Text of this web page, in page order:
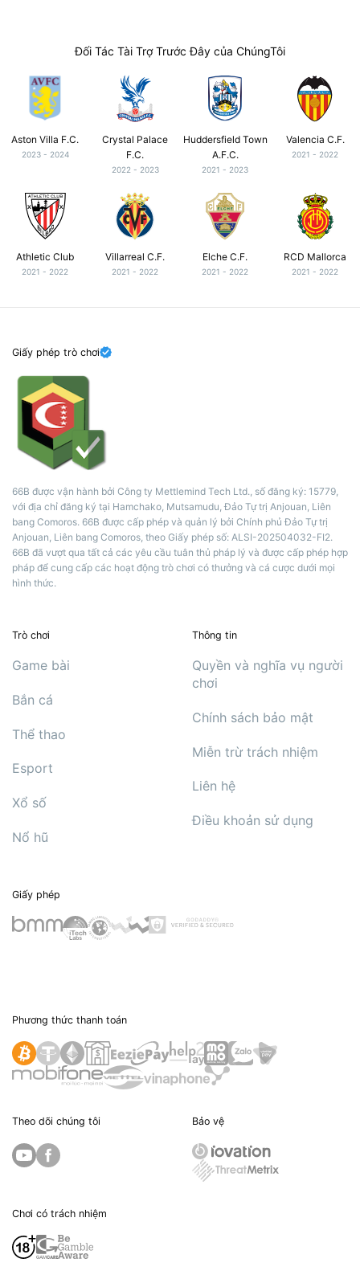
Đối Tác Tài Trợ Trước Đây của ChúngTôi
Aston Villa F.C.
2023 - 2024
Crystal Palace
F.C.
2022 - 2023
Huddersfield Town
A.F.C.
2021 - 2023
Valencia C.F.
2021 - 2022
Athletic Club
2021 - 2022
Villarreal C.F.
2021 - 2022
Elche C.F.
2021 - 2022
RCD Mallorca
2021 - 2022
Giấy phép trò chơi
66B được vận hành bởi Công ty Mettlemind Tech Ltd., số đăng ký: 15779,
với địa chỉ đăng ký tại Hamchako, Mutsamudu, Đảo Tự trị Anjouan, Liên
bang Comoros. 66B được cấp phép và quản lý bởi Chính phủ Đảo Tự trị
Anjouan, Liên bang Comoros, theo Giấy phép số: ALSI-202504032-FI2.
66B đã vượt qua tất cả các yêu cầu tuân thủ pháp lý và được cấp phép hợp
pháp để cung cấp các hoạt động trò chơi có thưởng và cá cược dưới mọi
hình thức.
Trò chơi
Game bài
Bắn cá
Thể thao
Esport
Xổ số
Nổ hũ
Thông tin
Quyền và nghĩa vụ người
chơi
Chính sách bảo mật
Miễn trừ trách nhiệm
Liên hệ
Điều khoản sử dụng
Giấy phép
Phương thức thanh toán
Theo dõi chúng tôi Bảo vệ
Chơi có trách nhiệm